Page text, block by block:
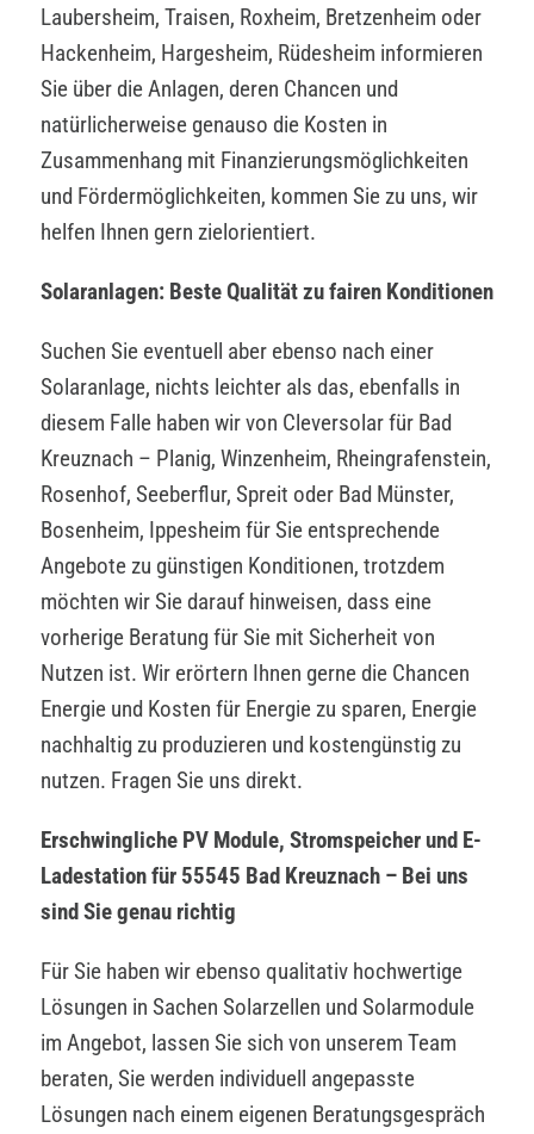
Laubersheim, Traisen, Roxheim, Bretzenheim oder
Hackenheim, Hargesheim, Rüdesheim informieren
Sie über die Anlagen, deren Chancen und
natürlicherweise genauso die Kosten in
Zusammenhang mit Finanzierungsmöglichkeiten
und Fördermöglichkeiten, kommen Sie zu uns, wir
helfen Ihnen gern zielorientiert.
Solaranlagen: Beste Qualität zu fairen Konditionen
Suchen Sie eventuell aber ebenso nach einer
Solaranlage, nichts leichter als das, ebenfalls in
diesem Falle haben wir von Cleversolar für Bad
Kreuznach – Planig, Winzenheim, Rheingrafenstein,
Rosenhof, Seeberflur, Spreit oder Bad Münster,
Bosenheim, Ippesheim für Sie entsprechende
Angebote zu günstigen Konditionen, trotzdem
möchten wir Sie darauf hinweisen, dass eine
vorherige Beratung für Sie mit Sicherheit von
Nutzen ist. Wir erörtern Ihnen gerne die Chancen
Energie und Kosten für Energie zu sparen, Energie
nachhaltig zu produzieren und kostengünstig zu
nutzen. Fragen Sie uns direkt.
Erschwingliche PV Module, Stromspeicher und E-
Ladestation für 55545 Bad Kreuznach – Bei uns
sind Sie genau richtig
Für Sie haben wir ebenso qualitativ hochwertige
Lösungen in Sachen Solarzellen und Solarmodule
im Angebot, lassen Sie sich von unserem Team
beraten, Sie werden individuell angepasste
Lösungen nach einem eigenen Beratungsgespräch